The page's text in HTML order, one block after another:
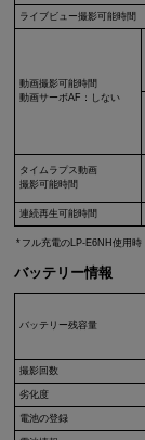
ライブビュー撮影可能時間
動画撮影可能時間
動画サーボAF：しない
タイムラプス動画
撮影可能時間
連続再生可能時間
フル充電のLP-E6NH使用時
バッテリー情報
バッテリー残容量
撮影回数
劣化度
電池の登録